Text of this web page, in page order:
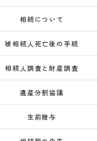
相続について
被相続人死亡後の手続
相続人調査と財産調査
遺産分割協議
生前贈与